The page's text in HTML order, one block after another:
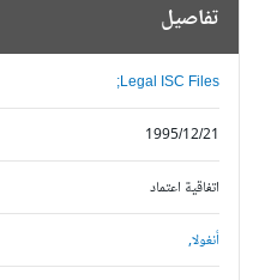
تفاصيل
Legal ISC Files;
1995/12/21
اتفاقية اعتماد
أنغولا,